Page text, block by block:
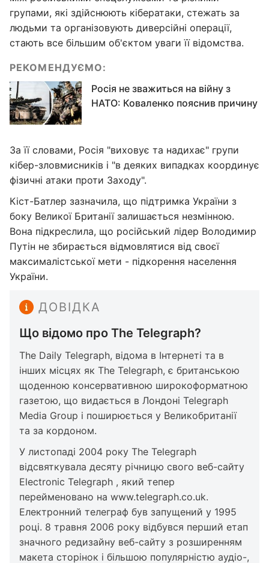
групами, які здійснюють кібератаки, стежать за
людьми та організовують диверсійні операції,
стають все більшим об'єктом уваги її відомства.
РЕКОМЕНДУЄМО:
Росія не зважиться на війну з
НАТО: Коваленко пояснив причину
За її словами, Росія "виховує та надихає" групи
кібер-зловмисників і "в деяких випадках координує
фізичні атаки проти Заходу".
Кіст-Батлер зазначила, що підтримка України з
боку Великої Британії залишається незмінною.
Вона підкреслила, що російський лідер Володимир
Путін не збирається відмовлятися від своєї
максималістської мети - підкорення населення
України.
ДОВІДКА
Що відомо про The Telegraph?
The Daily Telegraph, відома в Інтернеті та в
інших місцях як The Telegraph, є британською
щоденною консервативною широкоформатною
газетою, що видається в Лондоні Telegraph
Media Group і поширюється у Великобританії
та за кордоном.
У листопаді 2004 року The Telegraph
відсвяткувала десяту річницю свого веб-сайту
Electronic Telegraph , який тепер
перейменовано на www.telegraph.co.uk.
Електронний телеграф був запущений у 1995
році. 8 травня 2006 року відбувся перший етап
значного редизайну веб-сайту з розширенням
макета сторінок і більшою популярністю аудіо-,